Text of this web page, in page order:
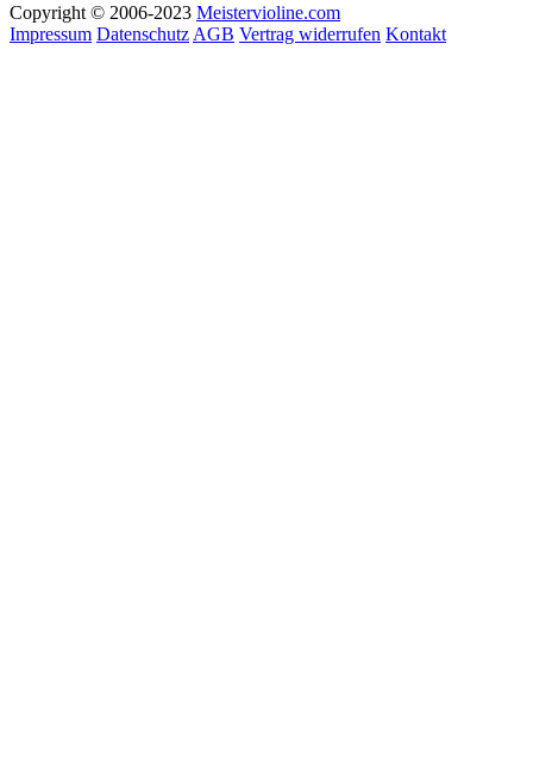
Copyright © 2006-2023 Meistervioline.com
Impressum Datenschutz AGB Vertrag widerrufen Kontakt